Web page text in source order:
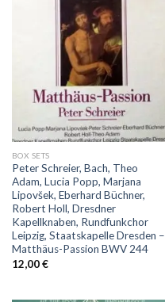
BOX SETS
Peter Schreier, Bach, Theo
Adam, Lucia Popp, Marjana
Lipovšek, Eberhard Büchner,
Robert Holl, Dresdner
Kapellknaben, Rundfunkchor
Leipzig, Staatskapelle Dresden ‎–
Matthäus-Passion BWV 244
12,00€